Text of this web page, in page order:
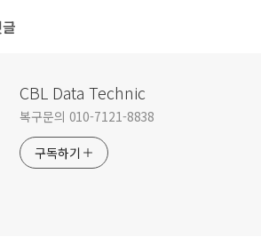
CBL Data Technic
복구문의 010-7121-8838
구독하기